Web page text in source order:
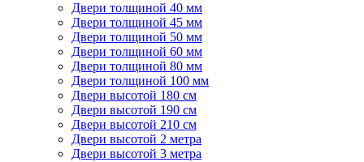
Двери толщиной 40 мм
Двери толщиной 45 мм
Двери толщиной 50 мм
Двери толщиной 60 мм
Двери толщиной 80 мм
Двери толщиной 100 мм
Двери высотой 180 см
Двери высотой 190 см
Двери высотой 210 см
Двери высотой 2 метра
Двери высотой 3 метра